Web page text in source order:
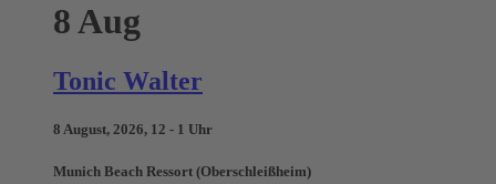
8Aug
Tonic Walter
8 August, 2026, 12 - 1 Uhr
Munich Beach Ressort (Oberschleißheim)